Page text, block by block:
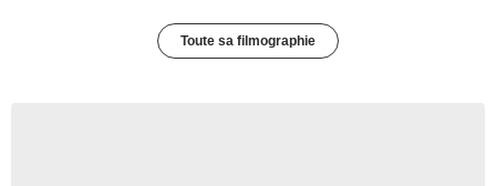
Toute sa filmographie